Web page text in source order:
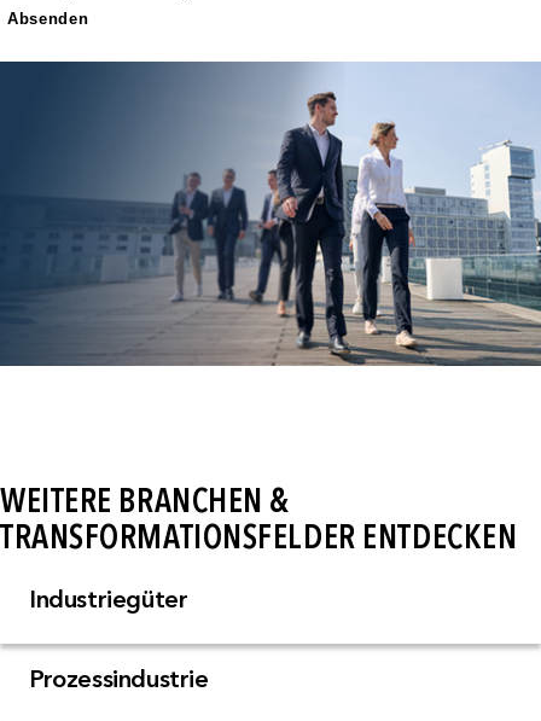
Absenden
WEITERE BRANCHEN &
TRANSFORMATIONSFELDER ENTDECKEN
Industriegüter
Prozessindustrie